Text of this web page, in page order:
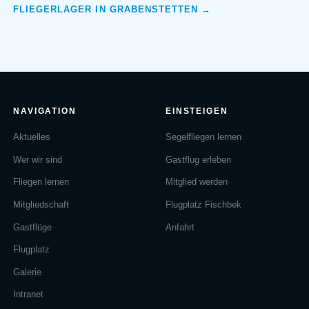
FLIEGERLAGER IN GRABENSTETTEN →
NAVIGATION
Aktuelles
Wer wir sind
Fliegen lernen
Mitgliedschaft
Gastflüge
Flugplatz
Galerie
Intranet
EINSTEIGEN
Segelfliegen lernen
Gastflug erleben
Mitglied werden
Flugplatz Fischbek
Anfahrt